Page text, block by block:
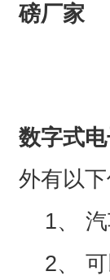
磅厂家
数字式
外有以
1、
2、